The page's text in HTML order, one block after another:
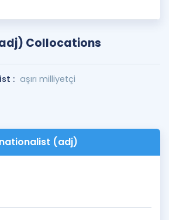
Collocations
: aşırı milliyetçi
nationalist (adj)